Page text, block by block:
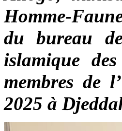
Homme-
du bureau
islamique des
membres de
2025 à